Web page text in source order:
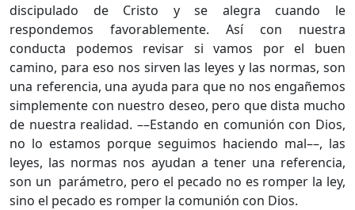
discipulado de Cristo y se alegra cuando le
respondemos favorablemente. Así con nuestra
conducta podemos revisar si vamos por el buen
camino, para eso nos sirven las leyes y las normas, son
una referencia, una ayuda para que no nos engañemos
simplemente con nuestro deseo, pero que dista mucho
de nuestra realidad. ––Estando en comunión con Dios,
no lo estamos porque seguimos haciendo mal––, las
leyes, las normas nos ayudan a tener una referencia,
son un parámetro, pero el pecado no es romper la ley,
sino el pecado es romper la comunión con Dios.